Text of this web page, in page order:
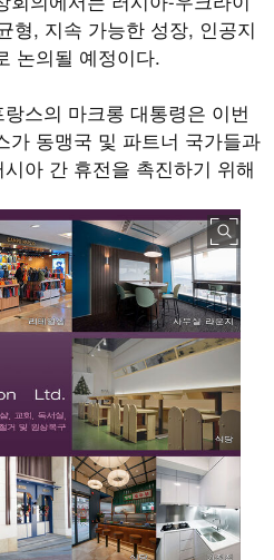
형, 지속 가능한 성장, 인공지
논의될 예정이다.
스의 마크롱 대통령은 이번
가 동맹국 및 파트너 국가들과
아 간 휴전을 촉진하기 위해